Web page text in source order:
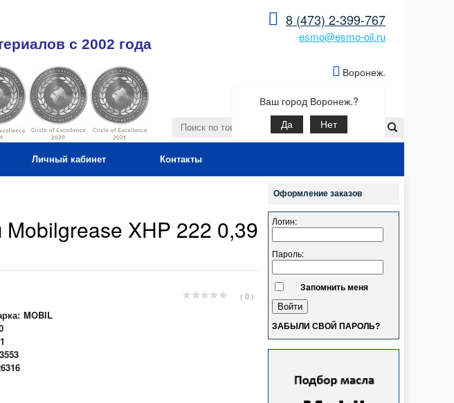
8 (473) 2-399-767
esmo@esmo-oil.ru
c 2002 года
Воронеж.
Ваш город Воронеж.?
Да Нет
Личный кабинет Контакты
XHP 222 0,39
( 0 )
MOBIL
1
Оформление заказов
Логин:
Пароль:
Запомнить меня
ЗАБЫЛИ СВОЙ ПАРОЛЬ?